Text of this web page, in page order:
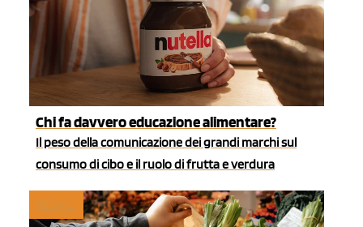
Chi fa davvero educazione alimentare?
Il peso della comunicazione dei grandi marchi sul
consumo di cibo e il ruolo di frutta e verdura